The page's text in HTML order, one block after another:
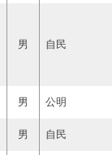
男 自民
男 公明
男 自民